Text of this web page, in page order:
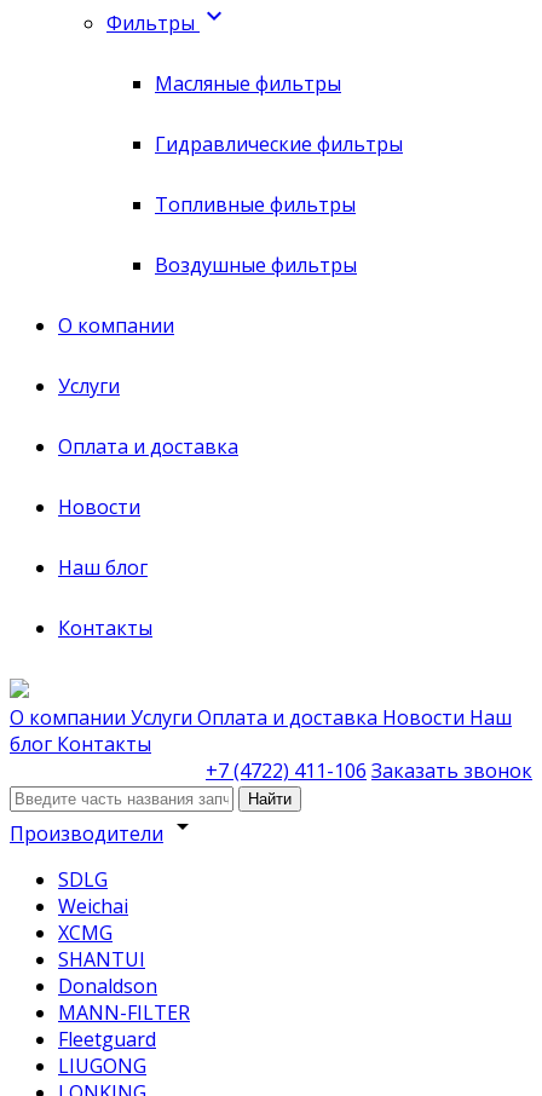
Фильтры 
Масляные фильтры
Гидравлические фильтры
Топливные фильтры
Воздушные фильтры
О компании
Услуги
Оплата и доставка
Новости
Наш блог
Контакты
О компании Услуги Оплата и доставка Новости Наш
блог Контакты
+7 (4722) 411-106 Заказать звонок
Найти
Производители arrow_drop_down
SDLG
Weichai
XCMG
SHANTUI
Donaldson
MANN-FILTER
Fleetguard
LIUGONG